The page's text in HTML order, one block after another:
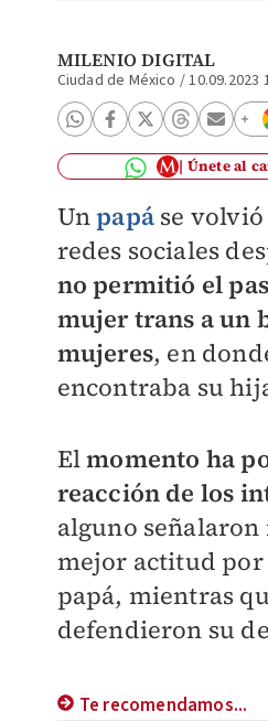
MILENIO DIGITAL
Ciudad de México /10.09.2023
Únete al
Unpapáse
redes sociales
no permitió el
mujer trans a un
mujeres, en
encontraba su
Elmomento ha
reacción de los
alguno señalaron
mejor actitud
papá, mientras
defendieron su
Te recomendamos...